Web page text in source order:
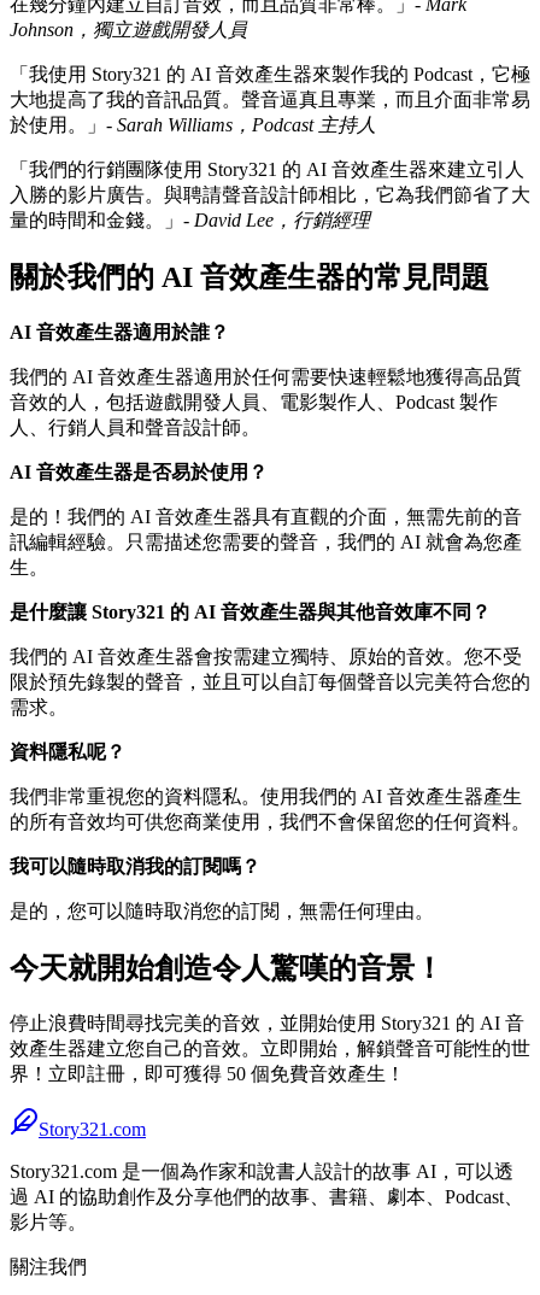
在幾分鐘內建立自訂音效，而且品質非常棒。」- Mark
Johnson，獨立遊戲開發人員
「我使用 Story321 的 AI 音效產生器來製作我的 Podcast，它極
大地提高了我的音訊品質。聲音逼真且專業，而且介面非常易
於使用。」- Sarah Williams，Podcast 主持人
「我們的行銷團隊使用 Story321 的 AI 音效產生器來建立引人
入勝的影片廣告。與聘請聲音設計師相比，它為我們節省了大
量的時間和金錢。」- David Lee，行銷經理
關於我們的 AI 音效產生器的常見問題
AI 音效產生器適用於誰？
我們的 AI 音效產生器適用於任何需要快速輕鬆地獲得高品質
音效的人，包括遊戲開發人員、電影製作人、Podcast 製作
人、行銷人員和聲音設計師。
AI 音效產生器是否易於使用？
是的！我們的 AI 音效產生器具有直觀的介面，無需先前的音
訊編輯經驗。只需描述您需要的聲音，我們的 AI 就會為您產
生。
是什麼讓 Story321 的 AI 音效產生器與其他音效庫不同？
我們的 AI 音效產生器會按需建立獨特、原始的音效。您不受
限於預先錄製的聲音，並且可以自訂每個聲音以完美符合您的
需求。
資料隱私呢？
我們非常重視您的資料隱私。使用我們的 AI 音效產生器產生
的所有音效均可供您商業使用，我們不會保留您的任何資料。
我可以隨時取消我的訂閱嗎？
是的，您可以隨時取消您的訂閱，無需任何理由。
今天就開始創造令人驚嘆的音景！
停止浪費時間尋找完美的音效，並開始使用 Story321 的 AI 音
效產生器建立您自己的音效。立即開始，解鎖聲音可能性的世
界！立即註冊，即可獲得 50 個免費音效產生！
Story321.com
Story321.com 是一個為作家和說書人設計的故事 AI，可以透
過 AI 的協助創作及分享他們的故事、書籍、劇本、Podcast、
影片等。
關注我們